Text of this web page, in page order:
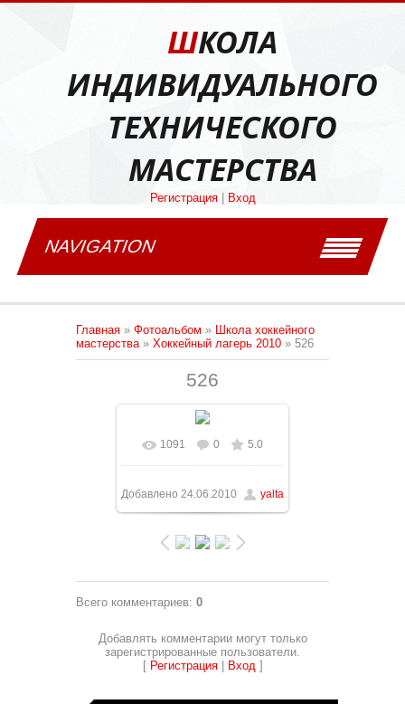
ШКОЛА
ИНДИВИДУАЛЬНОГО
ТЕХНИЧЕСКОГО
МАСТЕРСТВА
Регистрация| Вход
NAVIGATION
Главная » Фотоальбом » Школа хоккейного
мастерства» Хоккейный лагерь 2010 » 526
526
В реальном размере
1075x806/ 79.1Kb
1091 0 5.0
Добавлено 24.06.2010 yalta
Всего комментариев: 0
Добавлять комментарии могут только
зарегистрированные пользователи.
[ Регистрация| Вход ]